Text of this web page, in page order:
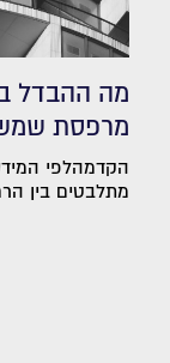
מה ההבדל
מרפסת
מתלבטים בין